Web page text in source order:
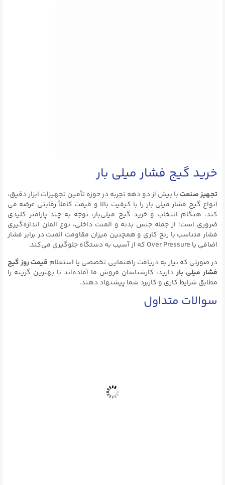
خرید گیج فشار میلی بار
تجهیز صنعت با بیش از دو دهه تجربه در حوزه تأمین تجهیزات ابزار دقیق،
انواع گیج فشار میلی‌ بار را با کیفیت بالا و قیمت کاملاً رقابتی عرضه می‌
کند. هنگام انتخاب و خرید گیج میلی‌بار، توجه به چند پارامتر کلیدی
ضروری است؛ از جمله جنس بدنه و المنت داخلی، نوع المان اندازه‌گیری
فشار متناسب با رنج کاری و همچنین میزان مقاومت المنت در برابر فشار
اضافی یا Over Pressure که از آسیب به دستگاه جلوگیری می‌کند.
در صورتی که نیاز به دریافت راهنمایی تخصصی یا استعلام قیمت روز گیج
فشار میلی‌ بار دارید، کارشناسان فروش ما آماده‌اند تا بهترین گزینه را
مطابق شرایط کاری و کاربرد شما پیشنهاد دهند.
سوالات متداول